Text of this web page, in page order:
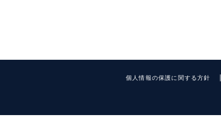
個人情報の保護に関する方針